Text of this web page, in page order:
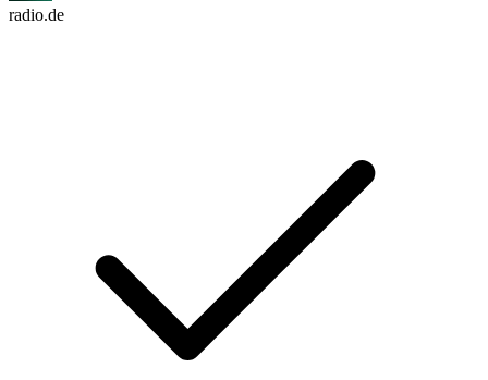
radio.de